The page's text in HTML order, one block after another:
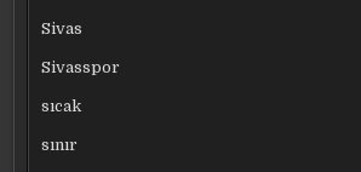
Sivas
Sivasspor
sıcak
sınır